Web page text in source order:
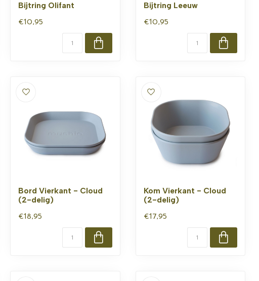
Bijtring Olifant
€10,95
Bijtring Leeuw
€10,95
Bord Vierkant - Cloud
(2-delig)
€18,95
Kom Vierkant - Cloud
(2-delig)
€17,95